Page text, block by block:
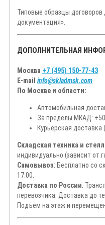
Типовые образцы
документация».
ДОПОЛНИТЕЛЬНАЯ
Москва +7 (495) 150-77-43
E-mail info@skladmsk.com
По Москве и области:
Автомобильная
За пределы МКАД:
Курьерская доставка
Складская техника и
индивидуально (зависит от
Самовывоз: Бесплатно со
17:00.
Доставка по России:
перевозчика. Доставка до
Подъем на этаж и